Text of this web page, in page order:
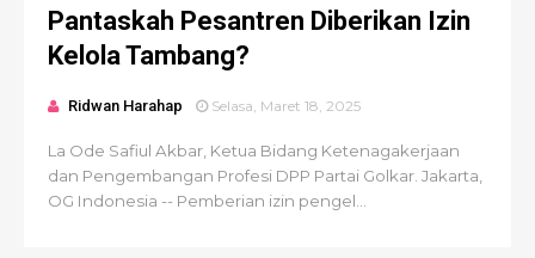
Pantaskah Pesantren Diberikan Izin
Kelola Tambang?
Ridwan Harahap Selasa, Maret 18, 2025
La Ode Safiul Akbar, Ketua Bidang Ketenagakerjaan
dan Pengembangan Profesi DPP Partai Golkar. Jakarta,
OG Indonesia -- Pemberian izin pengel...